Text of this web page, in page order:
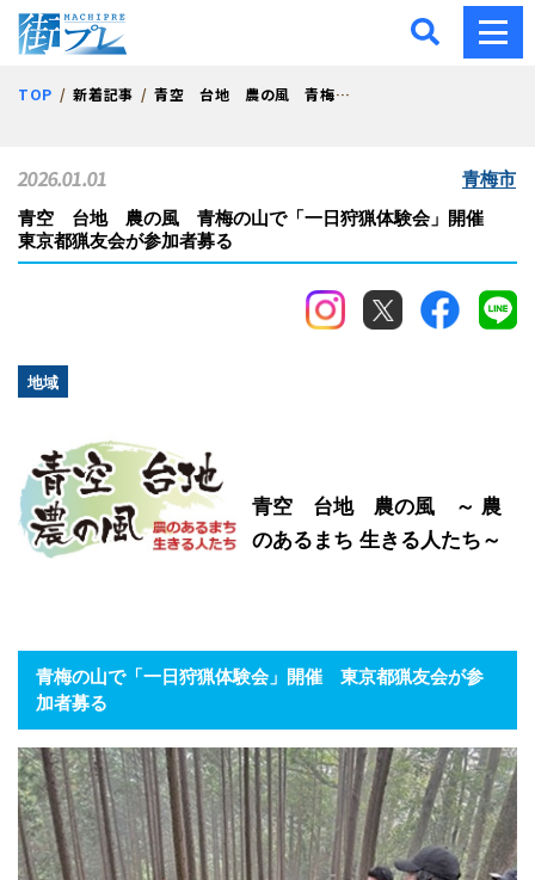
街プレ -東京・西多摩の
TOP 新着記事 青空 台地 農の風 青梅の山で「一日狩猟体験会」開催 東京都猟友会が参加者募る
青空 台地 農の風 青梅の山で「一日狩猟体験会」開催
東京都猟友会が参加者募る
地域
2026.01.01 青梅市
青空 台地 農の風 ～ 農
のあるまち 生きる人たち～
青梅の山で「一日狩猟体験会」開催 東京都猟友会が参
加者募る